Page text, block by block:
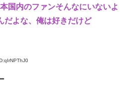
国内のファンそんなにいないよ
だよな、俺は好きだけど
ID:qIrNPThJ0